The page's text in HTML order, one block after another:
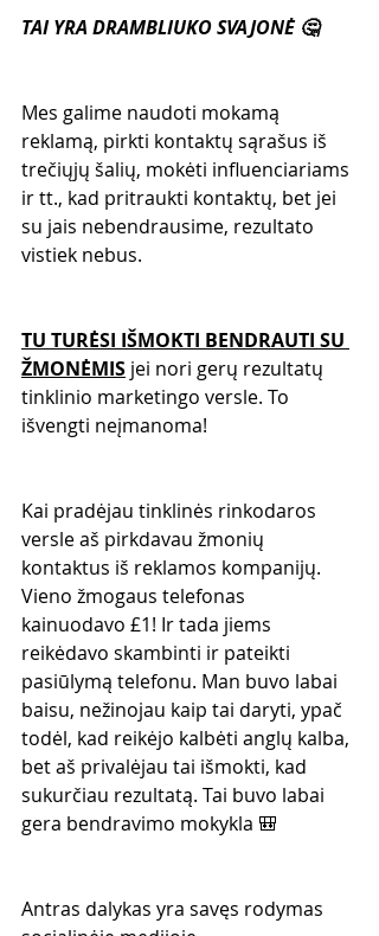
TAI YRA DRAMBLIUKO SVAJONĖ 🤔
Mes galime naudoti mokamą
reklamą, pirkti kontaktų sąrašus iš
trečiųjų šalių, mokėti influenciariams
ir tt., kad pritraukti kontaktų, bet jei
su jais nebendrausime, rezultato
vistiek nebus.
TU TURĖSI IŠMOKTI BENDRAUTI SU
ŽMONĖMIS jei nori gerų rezultatų
tinklinio marketingo versle. To
išvengti neįmanoma!
Kai pradėjau tinklinės rinkodaros
versle aš pirkdavau žmonių
kontaktus iš reklamos kompanijų.
Vieno žmogaus telefonas
kainuodavo £1! Ir tada jiems
reikėdavo skambinti ir pateikti
pasiūlymą telefonu. Man buvo labai
baisu, nežinojau kaip tai daryti, ypač
todėl, kad reikėjo kalbėti anglų kalba,
bet aš privalėjau tai išmokti, kad
sukurčiau rezultatą. Tai buvo labai
gera bendravimo mokykla 🎒
Antras dalykas yra savęs rodymas